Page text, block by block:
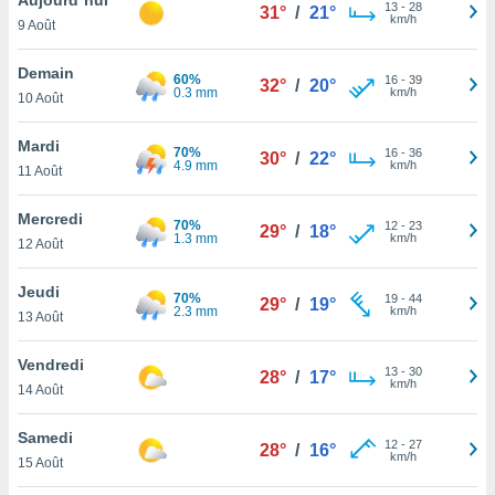
et
»,
au
vous
qu'ils
ou
le
ainsi
un
la
du
9 Août
31° / 21° 13- 28
km/h
Demain
10 Août
60%
0.3 mm
32° / 20° 16- 39
km/h
Mardi
11 Août
70%
4.9 mm
30° / 22° 16- 36
km/h
Mercredi
12 Août
70%
1.3 mm
29° / 18° 12- 23
km/h
Jeudi
13 Août
70%
2.3 mm
29° / 19° 19- 44
km/h
Vendredi
14 Août
28° / 17° 13- 30
km/h
Samedi
15 Août
28° / 16° 12- 27
km/h